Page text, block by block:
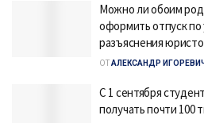
Можно ли обоим
оформить отпуск
разъяснения
ОТАЛЕКСАНДР ИГОРЕВИЧ
С 1 сентября
получать почти 100